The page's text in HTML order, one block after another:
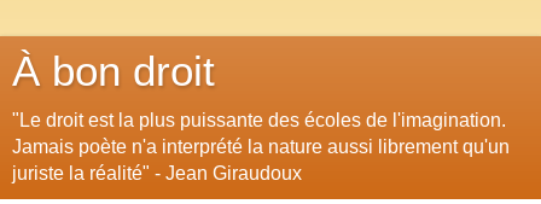
À bon droit
"Le droit est la plus puissante des écoles de l'imagination.
Jamais poète n'a interprété la nature aussi librement qu'un
juriste la réalité" - Jean Giraudoux